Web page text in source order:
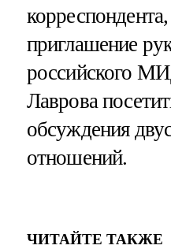
приглашение
российского
Лаврова
обсуждения
отношений.
ЧИТАЙТЕ ТАКЖЕ